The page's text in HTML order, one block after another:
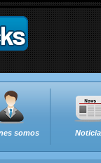
somos